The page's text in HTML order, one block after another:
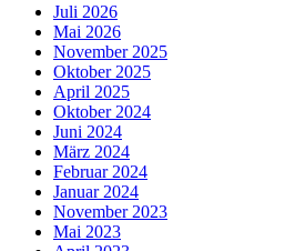
Juli 2026
Mai 2026
November 2025
Oktober 2025
April 2025
Oktober 2024
Juni 2024
März 2024
Februar 2024
Januar 2024
November 2023
Mai 2023